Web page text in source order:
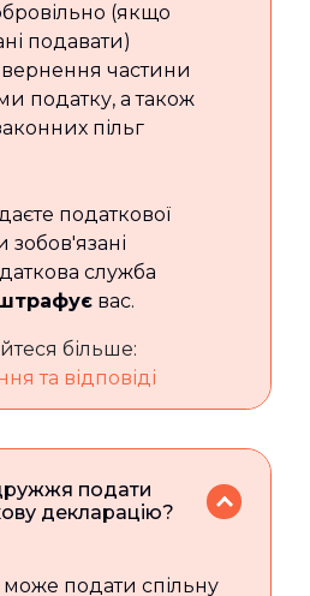
(якщо
подавати)
частини
податку, а також
пільг
податкової
зобов'язані
служба
вас.
більше:
та відповіді
подати
декларацію?
подати спільну